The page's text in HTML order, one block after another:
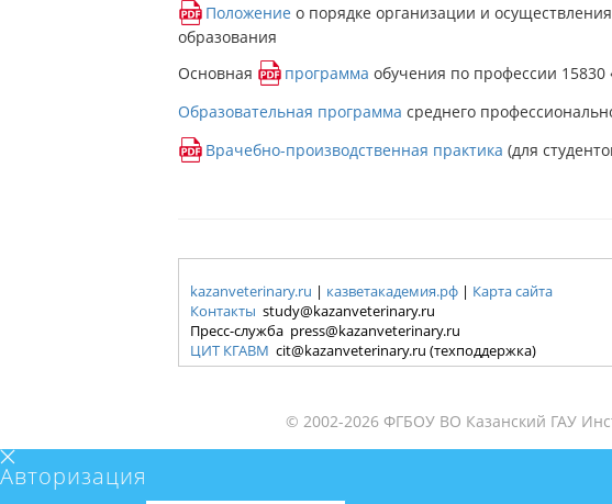
Положение о порядке организации и
образования
Основная
программа обучения по профессии
Образовательная программа среднего
Врачебно-производственная практика (для
kazanveterinary.ru | казветакадемия.рф | Карта сайта
Контакты study@kazanveterinary.ru
Пресс-служба press@kazanveterinary.ru
ЦИТ КГАВМ cit@kazanveterinary.ru (техподдержка)
© 2002-2026 ФГБОУ ВО Казанский ГАУ
Авторизация